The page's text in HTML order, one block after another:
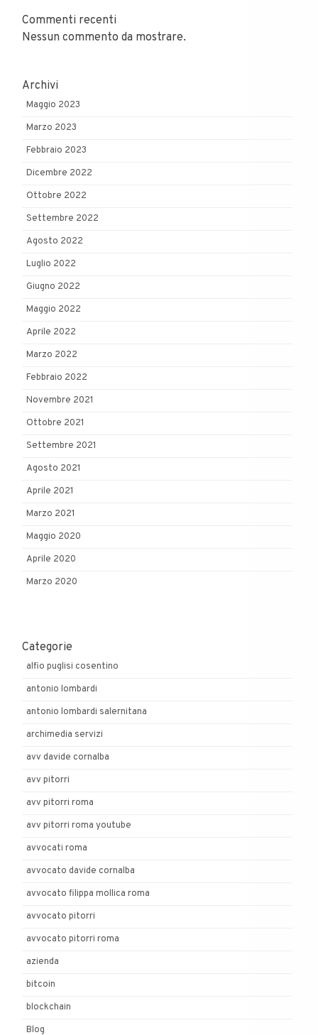
Commenti recenti
Nessun commento da mostrare.
Archivi
Maggio 2023
Marzo 2023
Febbraio 2023
Dicembre 2022
Ottobre 2022
Settembre 2022
Agosto 2022
Luglio 2022
Giugno 2022
Maggio 2022
Aprile 2022
Marzo 2022
Febbraio 2022
Novembre 2021
Ottobre 2021
Settembre 2021
Agosto 2021
Aprile 2021
Marzo 2021
Maggio 2020
Aprile 2020
Marzo 2020
Categorie
alfio puglisi cosentino
antonio lombardi
antonio lombardi salernitana
archimedia servizi
avv davide cornalba
avv pitorri
avv pitorri roma
avv pitorri roma youtube
avvocati roma
avvocato davide cornalba
avvocato filippa mollica roma
avvocato pitorri
avvocato pitorri roma
azienda
bitcoin
blockchain
Blog